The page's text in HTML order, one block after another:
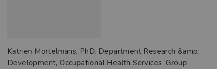
Katrien Mortelmans, PhD, Department Research &amp;
Development, Occupational Health Services ’Group